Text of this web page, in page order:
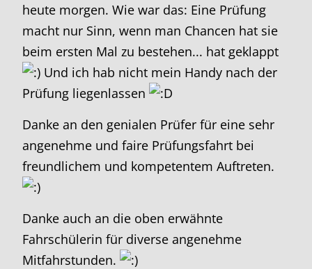
heute morgen. Wie war das: Eine Prüfung
macht nur Sinn, wenn man Chancen hat sie
beim ersten Mal zu bestehen... hat geklappt
Und ich hab nicht mein Handy nach der
Prüfung liegenlassen
Danke an den genialen Prüfer für eine sehr
angenehme und faire Prüfungsfahrt bei
freundlichem und kompetentem Auftreten.
Danke auch an die oben erwähnte
Fahrschülerin für diverse angenehme
Mitfahrstunden.